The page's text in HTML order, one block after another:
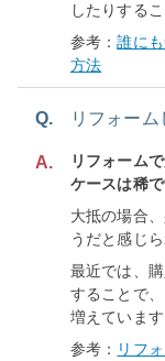
したりする
参考：誰に
方法
Q. リフォー
A.
リフォーム
ケースは稀で
大抵の場合
うだと感じ
最近では、
することで
増えています
参考： リフ